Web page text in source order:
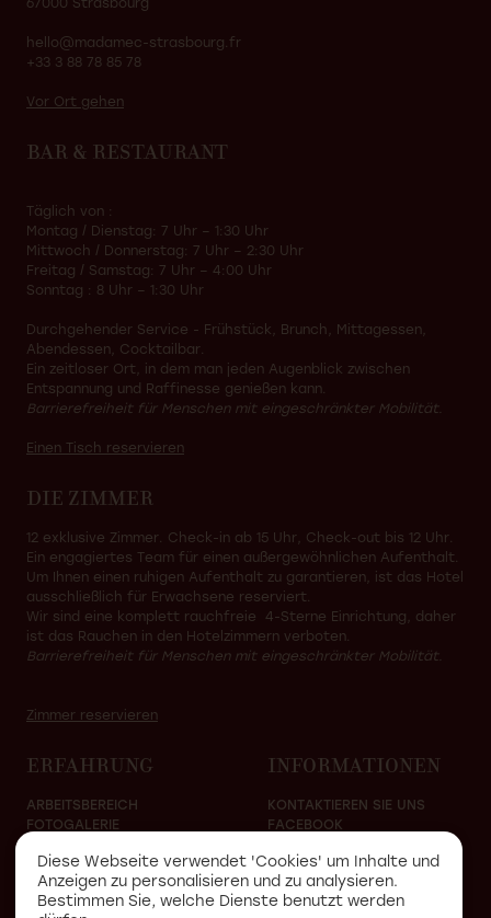
67000 Strasbourg
hello@madamec-strasbourg.fr
+33 3 88 78 85 78
Vor Ort gehen
BAR & RESTAURANT
Täglich von :
Montag / Dienstag: 7 Uhr – 1:30 Uhr
Mittwoch / Donnerstag: 7 Uhr – 2:30 Uhr
Freitag / Samstag: 7 Uhr – 4:00 Uhr
Sonntag : 8 Uhr – 1:30 Uhr
Durchgehender Service - Frühstück, Brunch, Mittagessen,
Abendessen, Cocktailbar.
Ein zeitloser Ort, in dem man jeden Augenblick zwischen
Entspannung und Raffinesse genießen kann.
Barrierefreiheit für Menschen mit eingeschränkter Mobilität.
Einen Tisch reservieren
DIE ZIMMER
12 exklusive Zimmer. Check-in ab 15 Uhr, Check-out bis 12 Uhr.
Ein engagiertes Team für einen außergewöhnlichen Aufenthalt.
Um Ihnen einen ruhigen Aufenthalt zu garantieren, ist das Hotel
ausschließlich für Erwachsene reserviert.
Wir sind eine komplett rauchfreie 4-Sterne Einrichtung, daher
ist das Rauchen in den Hotelzimmern verboten.
Barrierefreiheit für Menschen mit eingeschränkter Mobilität.
Zimmer reservieren
ERFAHRUNG
ARBEITSBEREICH
FOTOGALERIE
INFORMATIONEN
KONTAKTIEREN SIE UNS
FACEBOOK
Diese Webseite verwendet 'Cookies' um Inhalte und
Anzeigen zu personalisieren und zu analysieren.
Bestimmen Sie, welche Dienste benutzt werden